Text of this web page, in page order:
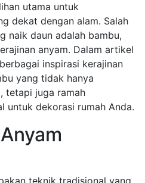
utama untuk
dekat dengan alam. Salah
naik daun adalah bambu,
anyam. Dalam artikel
inspirasi kerajinan
yang tidak hanya
tetapi juga ramah
untuk dekorasi rumah Anda.
teknik tradisional yang